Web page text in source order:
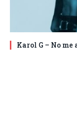
Karol G – No